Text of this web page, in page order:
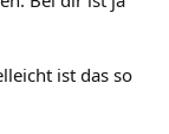
ist das so